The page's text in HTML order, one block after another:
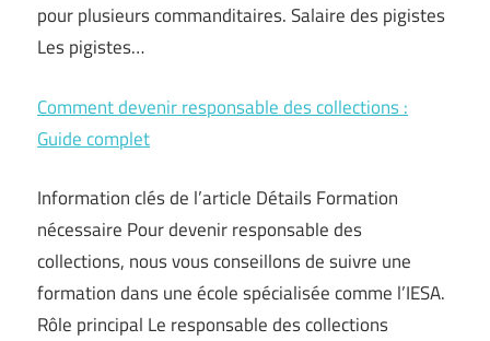
pour plusieurs commanditaires. Salaire des pigistes
Les pigistes…
Comment devenir responsable des collections :
Guide complet
Information clés de l’article Détails Formation
nécessaire Pour devenir responsable des
collections, nous vous conseillons de suivre une
formation dans une école spécialisée comme l’IESA.
Rôle principal Le responsable des collections